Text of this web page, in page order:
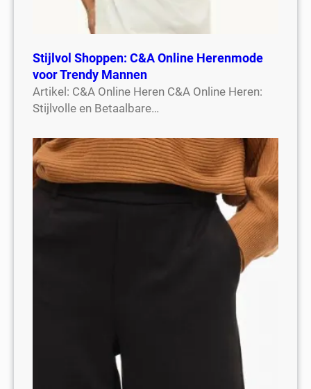
Stijlvol Shoppen: C&A Online Herenmode
voor Trendy Mannen
Artikel: C&A Online Heren C&A Online Heren:
Stijlvolle en Betaalbare…